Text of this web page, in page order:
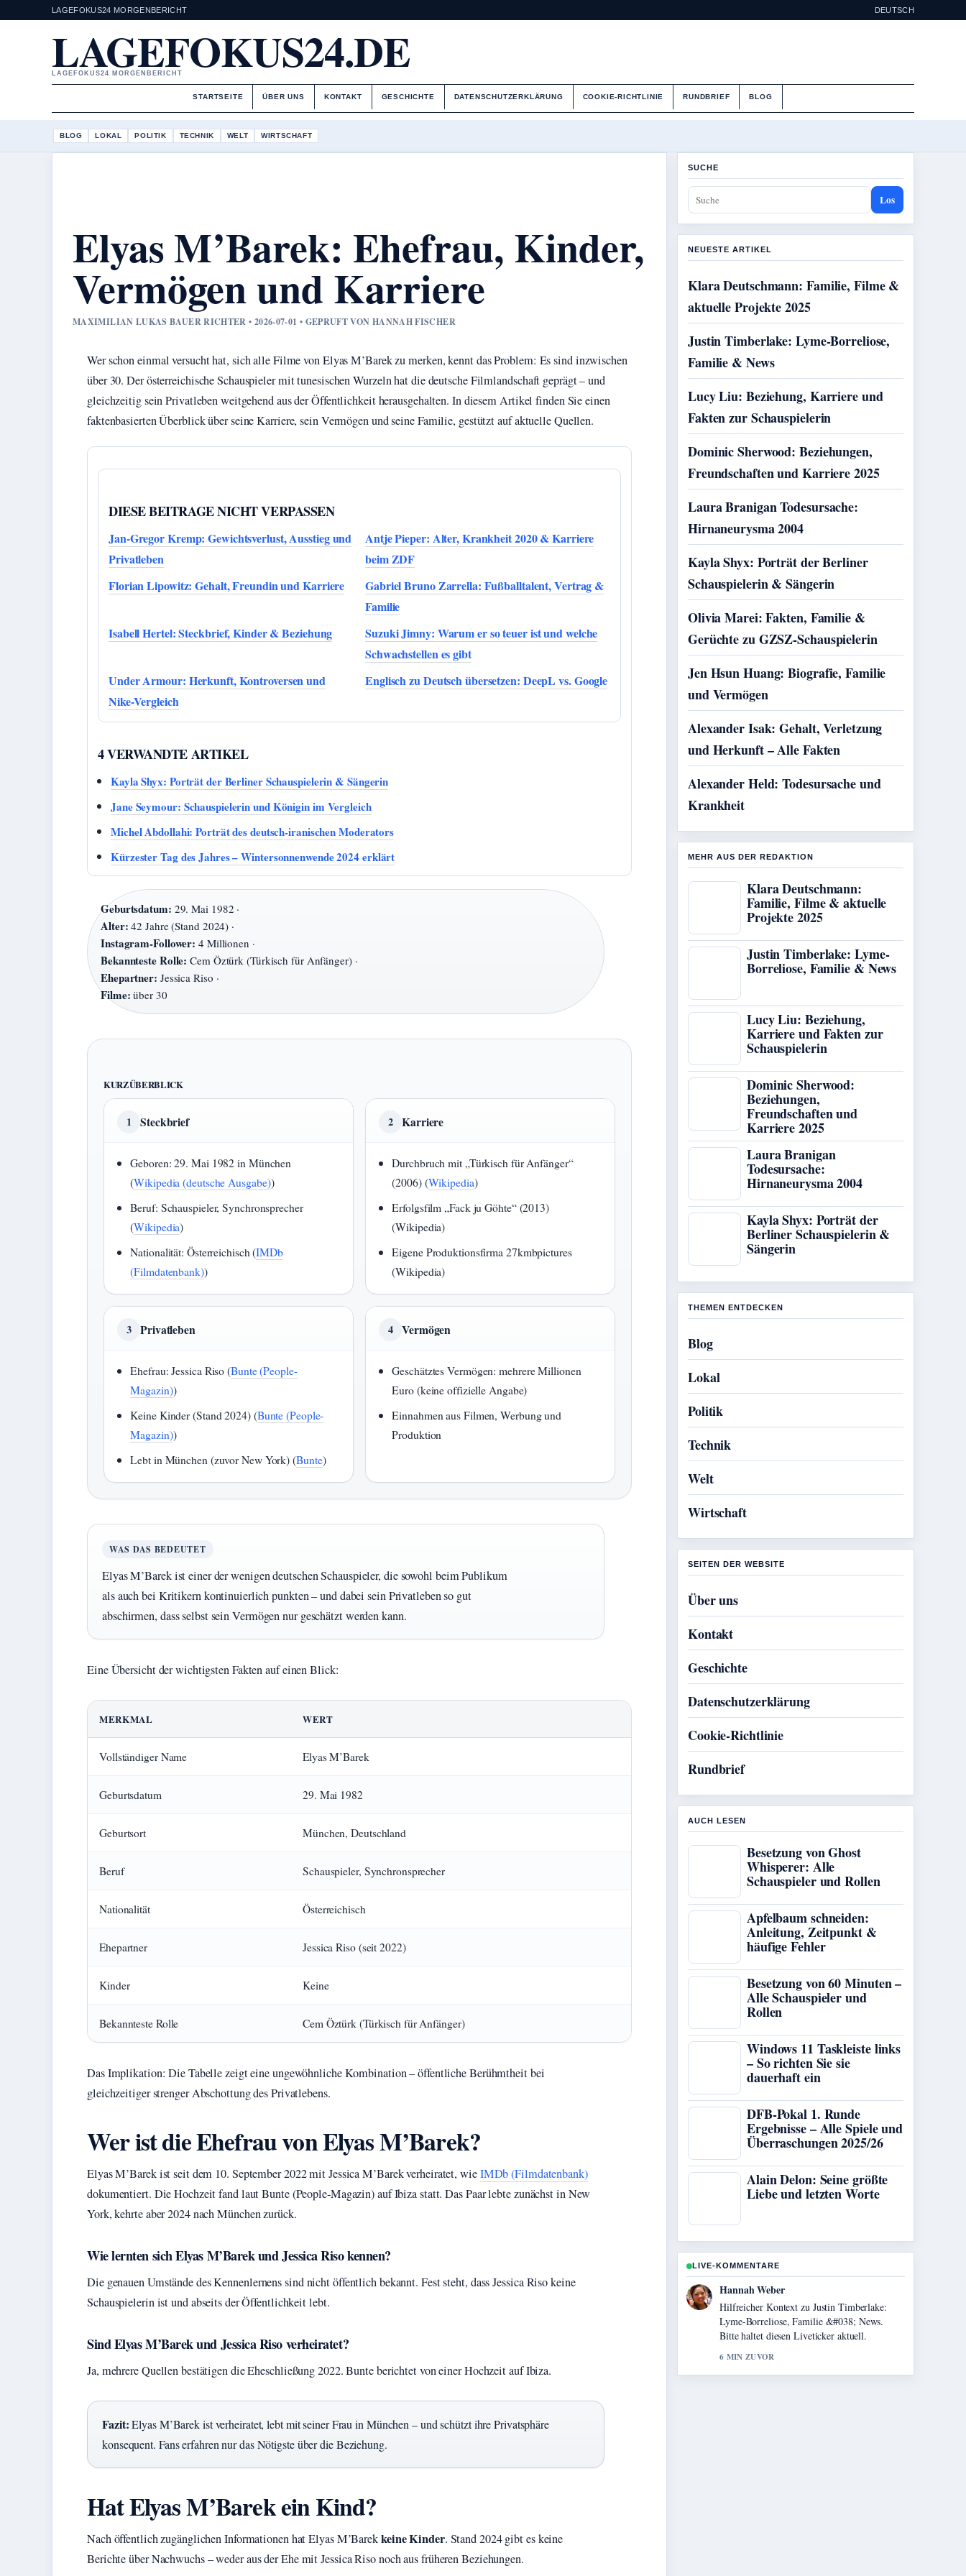
LAGEFOKUS24 MORGENBERICHT DEUTSCH
LAGEFOKUS24.DE
LAGEFOKUS24 MORGENBERICHT
STARTSEITE ÜBER UNS KONTAKT GESCHICHTE DATENSCHUTZERKLÄRUNG COOKIE-RICHTLINIE RUNDBRIEF BLOG
BLOG LOKAL POLITIK TECHNIK WELT WIRTSCHAFT
Elyas M’Barek: Ehefrau, Kinder,
Vermögen und Karriere
MAXIMILIAN LUKAS BAUER RICHTER • 2026-07-01 • GEPRUFT VON HANNAH FISCHER
Wer schon einmal versucht hat, sich alle Filme von Elyas M’Barek zu merken, kennt das Problem: Es sind inzwischen
über 30. Der österreichische Schauspieler mit tunesischen Wurzeln hat die deutsche Filmlandschaft geprägt – und
gleichzeitig sein Privatleben weitgehend aus der Öffentlichkeit herausgehalten. In diesem Artikel finden Sie einen
faktenbasierten Überblick über seine Karriere, sein Vermögen und seine Familie, gestützt auf aktuelle Quellen.
DIESE BEITRAGE NICHT VERPASSEN
Jan-Gregor Kremp: Gewichtsverlust, Ausstieg und
Privatleben
Antje Pieper: Alter, Krankheit 2020 & Karriere
beim ZDF
Florian Lipowitz: Gehalt, Freundin und Karriere
Gabriel Bruno Zarrella: Fußballtalent, Vertrag &
Familie
Isabell Hertel: Steckbrief, Kinder & Beziehung
Suzuki Jimny: Warum er so teuer ist und welche
Schwachstellen es gibt
Under Armour: Herkunft, Kontroversen und
Nike-Vergleich
Englisch zu Deutsch übersetzen: DeepL vs. Google
4 VERWANDTE ARTIKEL
Kayla Shyx: Porträt der Berliner Schauspielerin & Sängerin
Jane Seymour: Schauspielerin und Königin im Vergleich
Michel Abdollahi: Porträt des deutsch-iranischen Moderators
Kürzester Tag des Jahres – Wintersonnenwende 2024 erklärt
Geburtsdatum: 29. Mai 1982 ·
Alter: 42 Jahre (Stand 2024) ·
Instagram-Follower: 4 Millionen ·
Bekannteste Rolle: Cem Öztürk (Türkisch für Anfänger) ·
Ehepartner: Jessica Riso ·
Filme: über 30
KURZÜBERBLICK
1 Steckbrief
Geboren: 29. Mai 1982 in München
(Wikipedia (deutsche Ausgabe))
Beruf: Schauspieler, Synchronsprecher
(Wikipedia)
Nationalität: Österreichisch (IMDb
(Filmdatenbank))
2 Karriere
Durchbruch mit „Türkisch für Anfänger“
(2006) (Wikipedia)
Erfolgsfilm „Fack ju Göhte“ (2013)
(Wikipedia)
Eigene Produktionsfirma 27kmbpictures
(Wikipedia)
3 Privatleben
Ehefrau: Jessica Riso (Bunte (People-
Magazin))
Keine Kinder (Stand 2024) (Bunte (People-
Magazin))
Lebt in München (zuvor New York) (Bunte)
4 Vermögen
Geschätztes Vermögen: mehrere Millionen
Euro (keine offizielle Angabe)
Einnahmen aus Filmen, Werbung und
Produktion
WAS DAS BEDEUTET
Elyas M’Barek ist einer der wenigen deutschen Schauspieler, die sowohl beim Publikum
als auch bei Kritikern kontinuierlich punkten – und dabei sein Privatleben so gut
abschirmen, dass selbst sein Vermögen nur geschätzt werden kann.
Eine Übersicht der wichtigsten Fakten auf einen Blick:
MERKMAL WERT
Vollständiger Name Elyas M’Barek
Geburtsdatum 29. Mai 1982
Geburtsort München, Deutschland
Beruf Schauspieler, Synchronsprecher
Nationalität Österreichisch
Ehepartner Jessica Riso (seit 2022)
Kinder Keine
Bekannteste Rolle Cem Öztürk (Türkisch für Anfänger)
Das Implikation: Die Tabelle zeigt eine ungewöhnliche Kombination – öffentliche Berühmtheit bei
gleichzeitiger strenger Abschottung des Privatlebens.
Wer ist die Ehefrau von Elyas M’Barek?
Elyas M’Barek ist seit dem 10. September 2022 mit Jessica M’Barek verheiratet, wieIMDb (Filmdatenbank)
dokumentiert. Die Hochzeit fand laut Bunte (People-Magazin) auf Ibiza statt. Das Paar lebte zunächst in New
York, kehrte aber 2024 nach München zurück.
Wie lernten sich Elyas M’Barek und Jessica Riso kennen?
Die genauen Umstände des Kennenlernens sind nicht öffentlich bekannt. Fest steht, dass Jessica Riso keine
Schauspielerin ist und abseits der Öffentlichkeit lebt.
Sind Elyas M’Barek und Jessica Riso verheiratet?
Ja, mehrere Quellen bestätigen die Eheschließung 2022. Bunte berichtet von einer Hochzeit auf Ibiza.
Fazit:Elyas M’Barek ist verheiratet, lebt mit seiner Frau in München – und schützt ihre Privatsphäre
konsequent. Fans erfahren nur das Nötigste über die Beziehung.
Hat Elyas M’Barek ein Kind?
Nach öffentlich zugänglichen Informationen hat Elyas M’Barekkeine Kinder. Stand 2024 gibt es keine
Berichte über Nachwuchs – weder aus der Ehe mit Jessica Riso noch aus früheren Beziehungen.
SUCHE
Los
NEUESTE ARTIKEL
Klara Deutschmann: Familie, Filme &
aktuelle Projekte 2025
Justin Timberlake: Lyme-Borreliose,
Familie & News
Lucy Liu: Beziehung, Karriere und
Fakten zur Schauspielerin
Dominic Sherwood: Beziehungen,
Freundschaften und Karriere 2025
Laura Branigan Todesursache:
Hirnaneurysma 2004
Kayla Shyx: Porträt der Berliner
Schauspielerin & Sängerin
Olivia Marei: Fakten, Familie &
Gerüchte zu GZSZ-Schauspielerin
Jen Hsun Huang: Biografie, Familie
und Vermögen
Alexander Isak: Gehalt, Verletzung
und Herkunft – Alle Fakten
Alexander Held: Todesursache und
Krankheit
MEHR AUS DER REDAKTION
Klara Deutschmann:
Familie, Filme & aktuelle
Projekte 2025
Justin Timberlake: Lyme-
Borreliose, Familie & News
Lucy Liu: Beziehung,
Karriere und Fakten zur
Schauspielerin
Dominic Sherwood:
Beziehungen,
Freundschaften und
Karriere 2025
Laura Branigan
Todesursache:
Hirnaneurysma 2004
Kayla Shyx: Porträt der
Berliner Schauspielerin &
Sängerin
THEMEN ENTDECKEN
Blog
Lokal
Politik
Technik
Welt
Wirtschaft
SEITEN DER WEBSITE
Über uns
Kontakt
Geschichte
Datenschutzerklärung
Cookie-Richtlinie
Rundbrief
AUCH LESEN
Besetzung von Ghost
Whisperer: Alle
Schauspieler und Rollen
Apfelbaum schneiden:
Anleitung, Zeitpunkt &
häufige Fehler
Besetzung von 60 Minuten –
Alle Schauspieler und
Rollen
Windows 11 Taskleiste links
– So richten Sie sie
dauerhaft ein
DFB-Pokal 1. Runde
Ergebnisse – Alle Spiele und
Überraschungen 2025/26
Alain Delon: Seine größte
Liebe und letzten Worte
LIVE-KOMMENTARE
Tim Vogel
Die Berichterstattung zu Lucy Liu:
Beziehung, Karriere und Fakten zur... wirkt
solide und sehr gut nachvollziehbar.
8 MIN ZUVOR